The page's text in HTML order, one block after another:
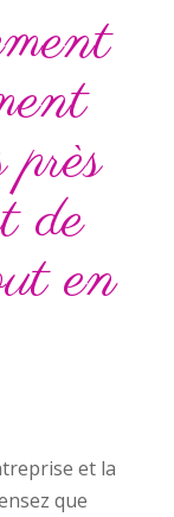
près
de
en
et la
que